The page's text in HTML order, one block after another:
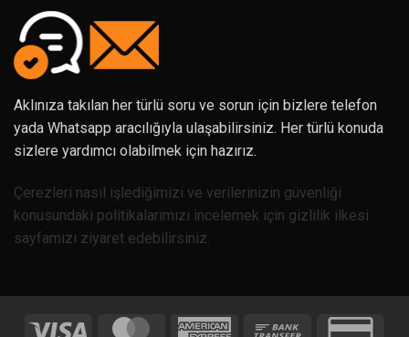
Aklınıza takılan her türlü soru ve sorun için bizlere telefon
yada Whatsapp aracılığıyla ulaşabilirsiniz. Her türlü konuda
sizlere yardımcı olabilmek için hazırız.
Çerezleri nasıl işlediğimizi ve verilerinizin güvenliği
konusundaki politikalarımızı incelemek için gizlilik ilkesi
sayfamızı ziyaret edebilirsiniz.
MasterCard American Bank